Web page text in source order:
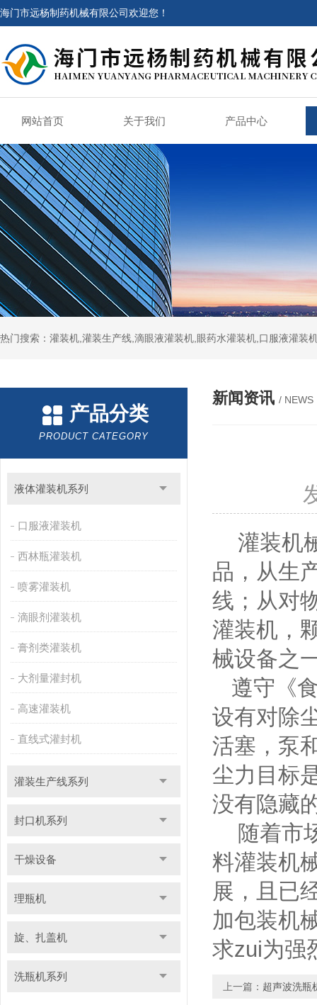
海门市远杨制药机械有限公司欢迎您！
网站首页 关于我们 产品中心
热门搜索：灌装机,灌装生产线,滴眼液灌装机,眼药水灌装机,口服液灌装
产品分类
PRODUCT CATEGORY
液体灌装机系列
口服液灌装机
西林瓶灌装机
喷雾灌装机
滴眼剂灌装机
膏剂类灌装机
大剂量灌封机
高速灌装机
直线式灌封机
灌装生产线系列
封口机系列
干燥设备
理瓶机
旋、扎盖机
洗瓶机系列
新闻资讯 / NEWS
灌装机
品，从生
线；从对
灌装机，
械设备之
遵守《
设有对除
活塞，泵
尘力目标
没有隐藏
随着市
料灌装机
展，且已
加包装机
求zui为强
上一篇： 超声波洗瓶